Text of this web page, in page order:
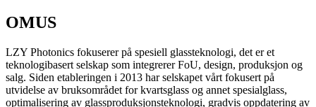
OMUS
LZY Photonics fokuserer på spesiell glassteknologi, det er et
teknologibasert selskap som integrerer FoU, design, produksjon og
salg. Siden etableringen i 2013 har selskapet vårt fokusert på
utvidelse av bruksområdet for kvartsglass og annet spesialglass,
optimalisering av glassproduksjonsteknologi, gradvis oppdatering av